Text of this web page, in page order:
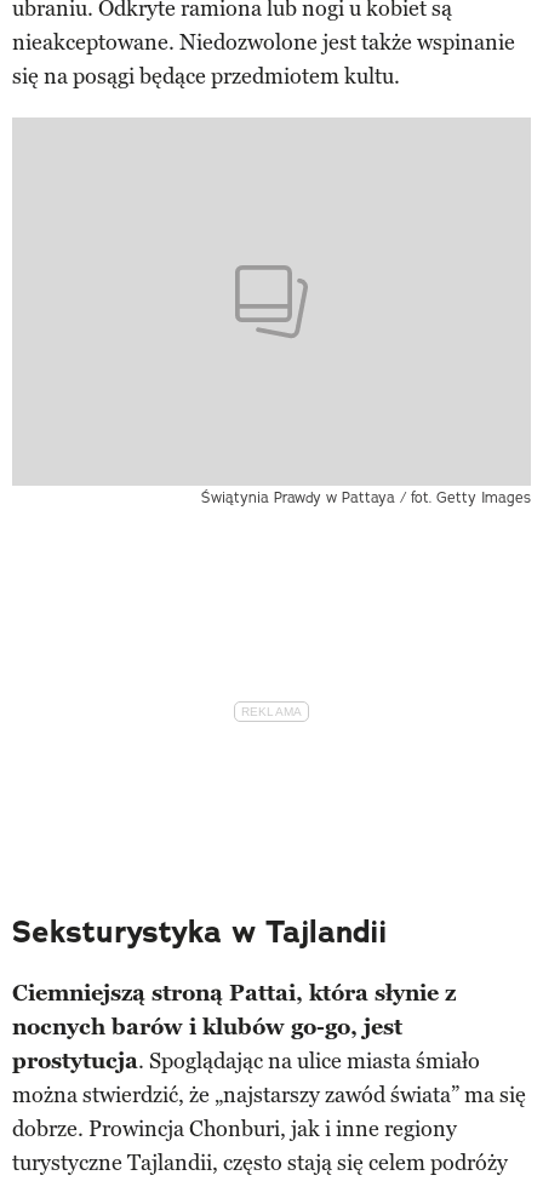
ubraniu. Odkryte ramiona lub nogi u kobiet są
nieakceptowane. Niedozwolone jest także wspinanie
się na posągi będące przedmiotem kultu.
Świątynia Prawdy w Pattaya / fot. Getty Images
Seksturystyka w Tajlandii
Ciemniejszą stroną Pattai, która słynie z
nocnych barów i klubów go-go, jest
prostytucja. Spoglądając na ulice miasta śmiało
można stwierdzić, że „najstarszy zawód świata” ma się
dobrze. Prowincja Chonburi, jak i inne regiony
turystyczne Tajlandii, często stają się celem podróży